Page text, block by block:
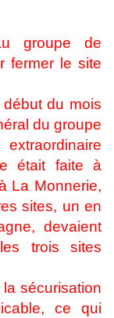
groupe de
fermer le site
du mois
du groupe
était faite à
La Monnerie,
sites, un en
devaient
trois sites
sécurisation
ce qui